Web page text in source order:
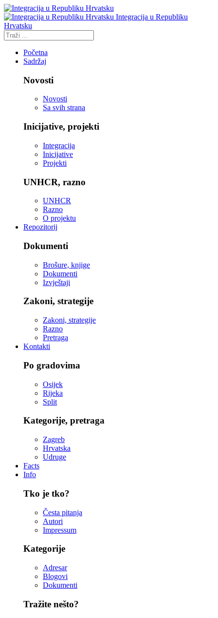
Integracija u Republiku
Hrvatsku
Početna
Sadržaj
Novosti
Novosti
Sa svih strana
Inicijative, projekti
Integracija
Inicijative
Projekti
UNHCR, razno
UNHCR
Razno
O projektu
Repozitorij
Dokumenti
Brošure, knjige
Dokumenti
Izvještaji
Zakoni, strategije
Zakoni, strategije
Razno
Pretraga
Kontakti
Po gradovima
Osijek
Rijeka
Split
Kategorije, pretraga
Zagreb
Hrvatska
Udruge
Facts
Info
Tko je tko?
Česta pitanja
Autori
Impressum
Kategorije
Adresar
Blogovi
Dokumenti
Tražite nešto?